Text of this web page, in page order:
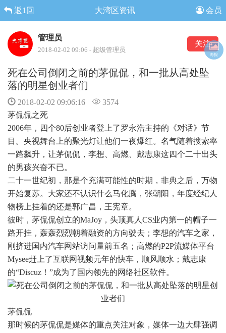
返1回 大湾区资讯 会员
管理员
2018-02-02 09:06 - 超级管理员
关注
死在公司倒闭之前的茅侃侃，和一批从高处坠
落的明星创业者们
2018-02-02 09:06:16
3574
茅侃侃之死
2006年，四个80后创业者登上了罗永浩主持的《对话》节
目。央视舞台上的聚光灯让他们一夜爆红。名气随着搜索率
一路飙升，让茅侃侃，李想、高燃、戴志康这四个二十出头
的男孩兴奋不已。
二十一世纪初，那是个充满可能性的时期，非典之后，万物
开始复苏。大家还不认识什么马化腾，张朝阳，年度经纪人
物榜上挂着的还是郭广昌，王宪章。
彼时，茅侃侃创立的MaJoy，头顶真人CS业内第一的帽子一
路开挂，轰轰烈烈朝着融资的方向驶去；李想的汽车之家，
刚挤进国内汽车网站访问量前五名；高燃的P2P流媒体平台
Mysee赶上了互联网视频元年的快车，顺风顺水；戴志康
的“Discuz！”成为了国内领先的网络社区软件。
茅侃侃
那时候的茅侃侃是媒体的重点关注对象，媒体一边大肆强调
海报